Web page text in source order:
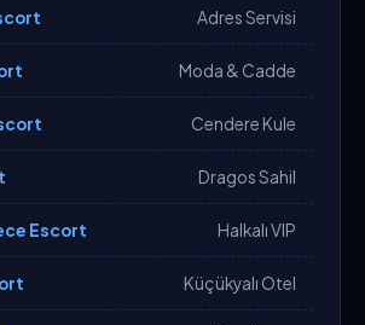
Adres Servisi
Moda & Cadde
Cendere Kule
Dragos Sahil
Escort Halkalı VIP
Küçükyalı Otel